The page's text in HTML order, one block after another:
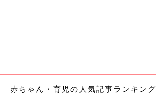
赤ちゃん・育児の人気記事ランキング